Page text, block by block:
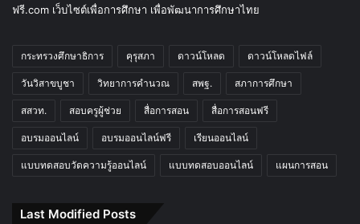
ฟรี.com เว็บไซต์เพื่อการศึกษา เพื่อพัฒนาการศึกษาไทย
กระทรวงศึกษาธิการ คุรุสภา ดาวน์โหลด ดาวน์โหลดไฟล์
วันวิสาขบูชา วิทยาการคำนวณ สพฐ. สภาการศึกษา
สสวท. สอบครูผู้ช่วย สื่อการสอน สื่อการสอนฟรี
อบรมออนไลน์ อบรมออนไลน์ฟรี เรียนออนไลน์
แบบทดสอบวัดความรู้ออนไลน์ แบบทดสอบออนไลน์ แผนการสอน
Last Modified Posts